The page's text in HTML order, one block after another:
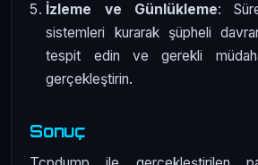
İzleme ve Günlükleme:
sistemleri kurarak şüpheli
tespit edin ve gerekli
gerçekleştirin.
Sonuç